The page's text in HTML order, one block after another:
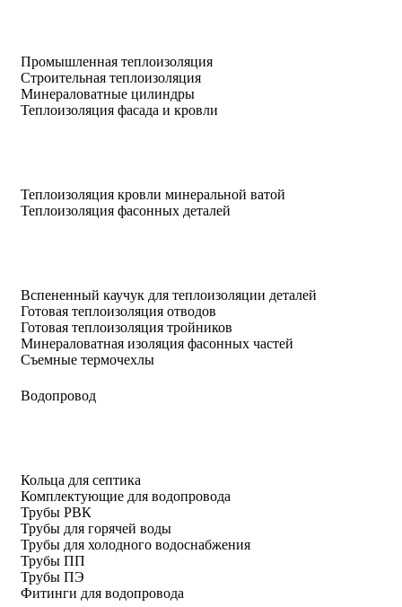
Промышленная теплоизоляция
Строительная теплоизоляция
Минераловатные цилиндры
Теплоизоляция фасада и кровли
Теплоизоляция кровли минеральной ватой
Теплоизоляция фасонных деталей
Вспененный каучук для теплоизоляции деталей
Готовая теплоизоляция отводов
Готовая теплоизоляция тройников
Минераловатная изоляция фасонных частей
Съемные термочехлы
Водопровод
Кольца для септика
Комплектующие для водопровода
Трубы РВК
Трубы для горячей воды
Трубы для холодного водоснабжения
Трубы ПП
Трубы ПЭ
Фитинги для водопровода